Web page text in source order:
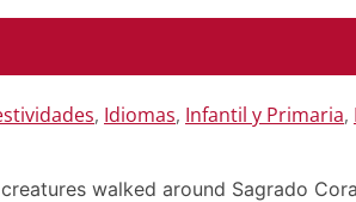
, Idiomas, Infantil y Primaria,
walked around Sagrado